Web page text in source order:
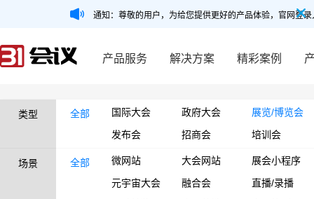
通知：尊敬的用户，为给您提供更好的产品体验，官网登
产品服务 解决方案 精彩案例
类型 全部 国际大会 政府大会
展览/博览会
发布会
招商会 培训会
场景 全部 微网站 大会网站
展会小程序
元宇宙大会
融合会
直播/录播